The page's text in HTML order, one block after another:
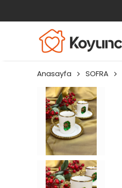
Anasayfa SOFRA